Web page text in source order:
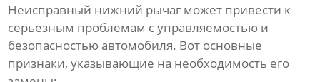
Неисправный нижний рычаг может привести к
серьезным проблемам с управляемостью и
безопасностью автомобиля. Вот основные
признаки, указывающие на необходимость его